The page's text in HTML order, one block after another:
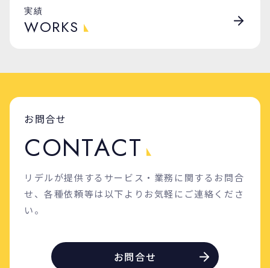
実績
WORKS
お問合せ
CONTACT
リデルが提供するサービス・業務に関するお問合
せ、各種依頼等は以下よりお気軽にご連絡くださ
い。
お問合せ